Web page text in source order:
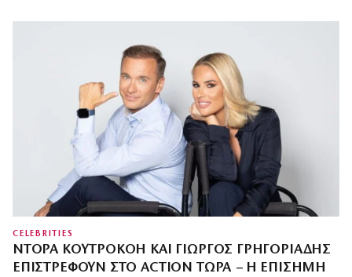
CELEBRITIES
ΝΤΌΡΑ ΚΟΥΤΡΟΚΌΗ ΚΑΙ ΓΙΏΡΓΟΣ ΓΡΗΓΟΡΙΆΔΗΣ
ΕΠΙΣΤΡΈΦΟΥΝ ΣΤΟ ACTION ΤΏΡΑ – Η ΕΠΊΣΗΜΗ